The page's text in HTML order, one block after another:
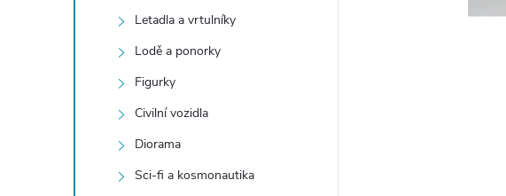
Letadla a vrtulníky
Lodě a ponorky
Figurky
Civilní vozidla
Diorama
Sci-fi a kosmonautika